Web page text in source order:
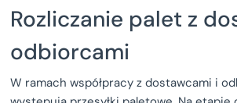
Rozliczanie palet z
odbiorcami
W ramach współpracy z dostawcami i